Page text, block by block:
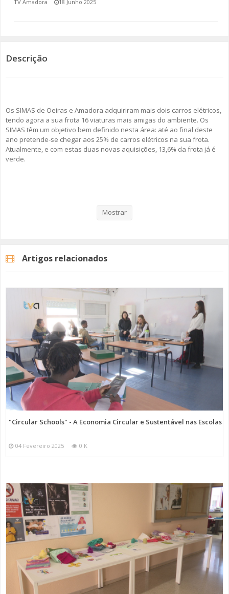
AMADORA LIGA À RESILIÊNCIA
(RE) PENSAMENTOS
ECOMOVE-TE
TV Amadora 18 Junho 2025
Descrição
Os SIMAS de Oeiras e Amadora adquiriram mais dois carros elétricos,
tendo agora a sua frota 16 viaturas mais amigas do ambiente. Os
SIMAS têm um objetivo bem definido nesta área: até ao final deste
ano pretende-se chegar aos 25% de carros elétricos na sua frota.
Atualmente, e com estas duas novas aquisições, 13,6% da frota já é
verde.
sonora, em meio urbano, e ao mesmo tempo não há a emissão de
Imagem: SIMAS de Oeiras e Amadora
Categorias Noticias Atualidade
Mostrar
Artigos relacionados
"Circular Schools" - A Economia Circular e Sustentável nas Escolas
04 Fevereiro 2025 0 K